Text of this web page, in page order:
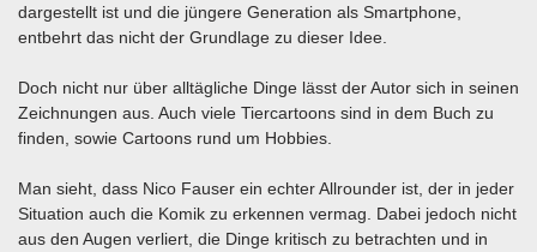
dargestellt ist und die jüngere Generation als Smartphone,
entbehrt das nicht der Grundlage zu dieser Idee.
Doch nicht nur über alltägliche Dinge lässt der Autor sich in seinen
Zeichnungen aus. Auch viele Tiercartoons sind in dem Buch zu
finden, sowie Cartoons rund um Hobbies.
Man sieht, dass Nico Fauser ein echter Allrounder ist, der in jeder
Situation auch die Komik zu erkennen vermag. Dabei jedoch nicht
aus den Augen verliert, die Dinge kritisch zu betrachten und in